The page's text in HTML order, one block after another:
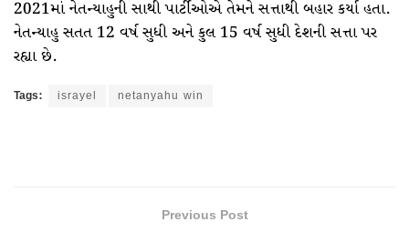
2021માં નેતન્યાહુની સાથી પાર્ટીઓએ તેમને સત્તાથી બહાર કર્યા હતા.
નેતન્યાહુ સતત 12 વર્ષ સુધી અને કુલ 15 વર્ષ સુધી દેશની સત્તા પર
રહ્યા છે.
Tags: israyel netanyahu win
Previous Post